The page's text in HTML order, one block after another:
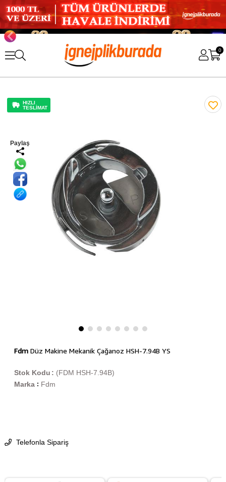
0
HIZLI
TESLİMAT
Paylaş
FdmDüz Makine Mekanik Çağanoz HSH-7.94B YS
(FDM HSH-7.94B)
Stok Kodu
Marka : Fdm
Telefonla Sipariş